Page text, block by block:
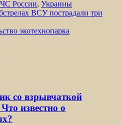
России, Украины
ВСУ пострадали три
экотехнопарка
со взрывчаткой
известно о